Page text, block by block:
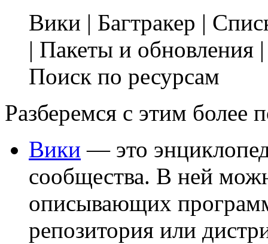
Вики | Багтракер |
| Пакеты и обновления
Поиск по ресурсам
Разберемся с этим более
Вики — это
сообщества. В ней
описывающих
репозитория или